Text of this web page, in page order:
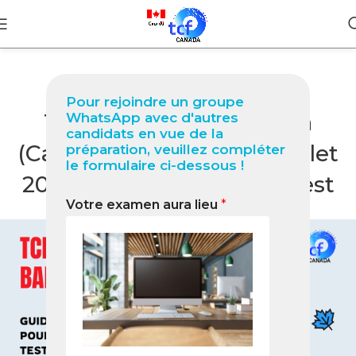
Pour rejoindre un groupe
WhatsApp avec d'autres
candidats en vue de la
préparation, veuillez compléter
le formulaire ci-dessous !
Votre examen aura lieu *
BLOG
TCF Canada à Bamenda
(Cameroun) : Guide complet
2026 pour réussir votre test
NabilOn mai 16, 2026